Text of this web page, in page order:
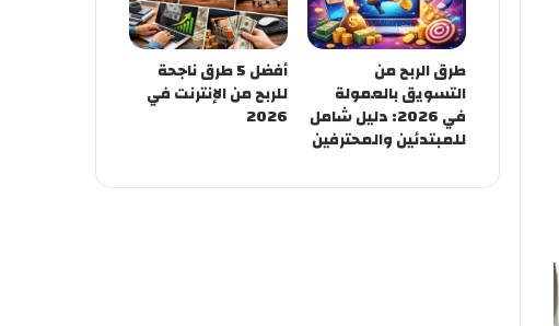
طرق الربح من
التسويق بالعمولة
في 2026: دليل شامل
للمبتدئين والمحترفين
أفضل 5 طرق ناجحة
للربح من الإنترنت في
2026